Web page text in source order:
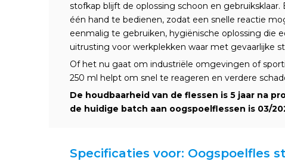
stofkap blijft de oplossing schoon en
één hand te bedienen, zodat een snelle reactie
eenmalig te gebruiken, hygiënische oplossing die
uitrusting voor werkplekken waar met gevaarlijke
Of het nu gaat om industriële omgevingen of
250 ml helpt om snel te reageren en verdere
De houdbaarheid van de flessen is 5 jaar na
de huidige batch aan oogspoelflessen is 03/
Specificaties voor: Oogspoelfles